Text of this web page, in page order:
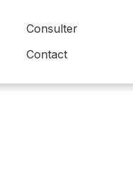
Consulter
Contact